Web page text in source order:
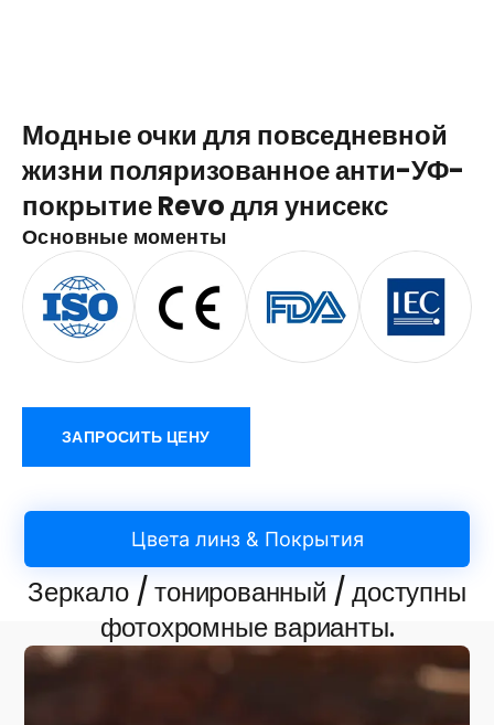
Модные очки для повседневной
жизни поляризованное анти-УФ-
покрытие Revo для унисекс
Основные моменты
ЗАПРОСИТЬ ЦЕНУ
Цвета линз & Покрытия
Зеркало / тонированный / доступны
фотохромные варианты.